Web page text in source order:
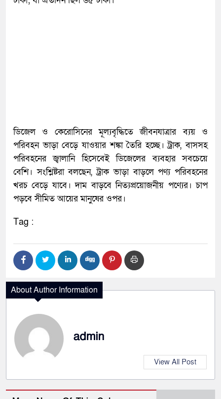
ডিজেল ও কেরোসিনের মূল্যবৃদ্ধিতে জীবনযাত্রার ব্যয় ও
পরিবহন ভাড়া বেড়ে যাওয়ার শঙ্কা তৈরি হচ্ছে। ট্রাক, বাসসহ
পরিবহনের জ্বালানি হিসেবেই ডিজেলের ব্যবহার সবচেয়ে
বেশি। সংশ্লিষ্টরা বলছেন, ট্রাক ভাড়া বাড়লে পণ্য পরিবহনের
খরচ বেড়ে যাবে। দাম বাড়বে নিত্যপ্রয়োজনীয় পণ্যের। চাপ
পড়বে সীমিত আয়ের মানুষের ওপর।
Tag :
About Author Information
admin
View All Post